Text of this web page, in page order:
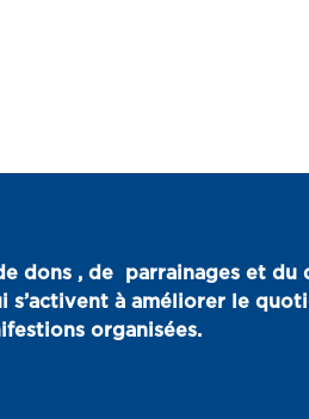
dons , de parrainages et du
à améliorer le
organisées.